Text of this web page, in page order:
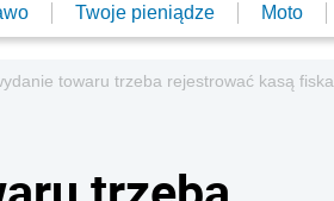
Twoje pieniądze Moto
towaru trzeba rejestrować kasą